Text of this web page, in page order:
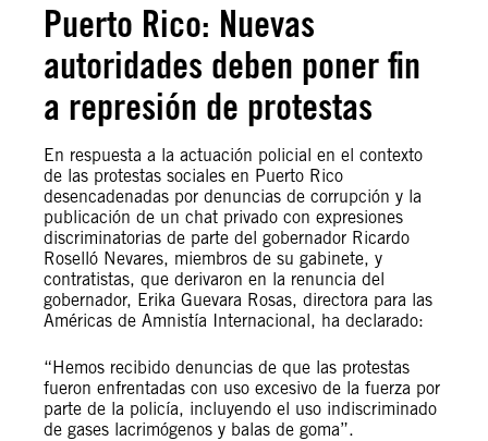
Puerto Rico: Nuevas
autoridades deben poner fin
a represión de protestas
En respuesta a la actuación policial en el contexto
de las protestas sociales en Puerto Rico
desencadenadas por denuncias de corrupción y la
publicación de un chat privado con expresiones
discriminatorias de parte del gobernador Ricardo
Roselló Nevares, miembros de su gabinete, y
contratistas, que derivaron en la renuncia del
gobernador, Erika Guevara Rosas, directora para las
Américas de Amnistía Internacional, ha declarado:
“Hemos recibido denuncias de que las protestas
fueron enfrentadas con uso excesivo de la fuerza por
parte de la policía, incluyendo el uso indiscriminado
de gases lacrimógenos y balas de goma”.